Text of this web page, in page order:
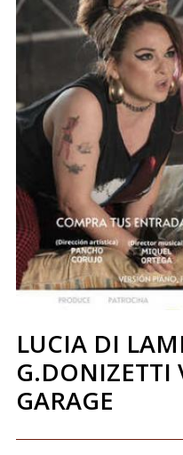
LUCIA DI
G.DONIZETTI
GARAGE